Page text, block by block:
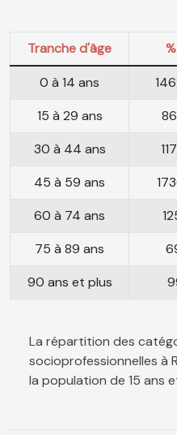
Tranche d'âge
0 à 14 ans
15 à 29 ans
30 à 44 ans
45 à 59 ans
60 à 74 ans
75 à 89 ans
90 ans et plus
La répartition des
socioprofessionnelles à
la population de 15 ans